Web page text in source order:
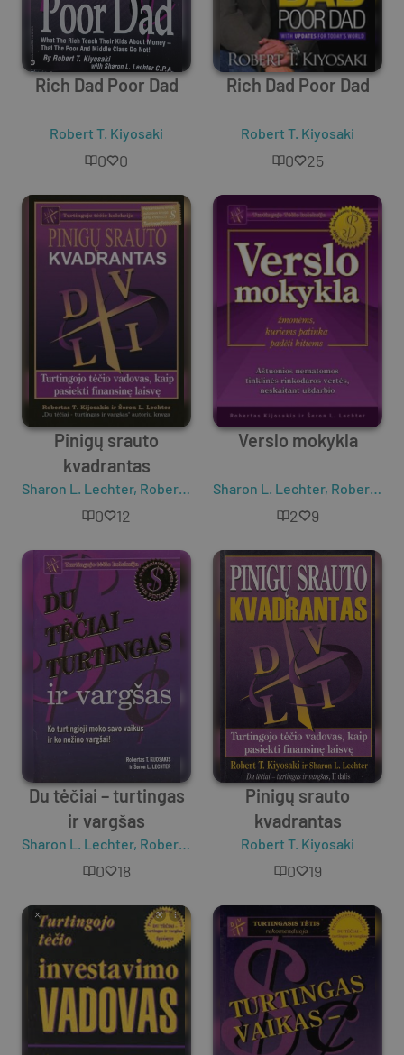
Rich Dad Poor Dad
Robert T. Kiyosaki
0 0
Rich Dad Poor Dad
Robert T. Kiyosaki
0 25
Pinigų srauto
kvadrantas
Sharon L. Lechter, Robert T. Kiyosaki
0 12
Verslo mokykla
Sharon L. Lechter, Robert T. Kiyosaki
2 9
Du tėčiai – turtingas
ir vargšas
Sharon L. Lechter, Robert T. Kiyosaki
0 18
Pinigų srauto
kvadrantas
Robert T. Kiyosaki
0 19